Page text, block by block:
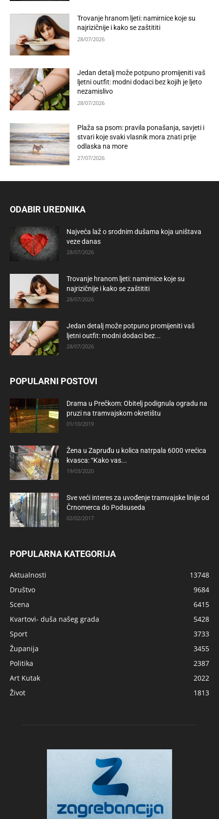
Trovanje hranom ljeti: namirnice koje su
najrizičnije i kako se zaštititi
28/07/2026
Jedan detalj može potpuno promijeniti vaš
ljetni outfit: modni dodaci bez kojih je ljeto
nezamislivo
28/07/2026
Plaža sa psom: pravila ponašanja, savjeti i
stvari koje svaki vlasnik mora znati prije
odlaska na more
27/07/2026
ODABIR UREDNIKA
Najveća laž o srodnim dušama koja uništava
veze danas
28/07/2026
Trovanje hranom ljeti: namirnice koje su
najrizičnije i kako se zaštititi
28/07/2026
Jedan detalj može potpuno promijeniti vaš
ljetni outfit: modni dodaci bez...
28/07/2026
POPULARNI POSTOVI
Drama u Prečkom: Obitelj podignula ogradu na
pruzi na tramvajskom okretištu
01/10/2019
Žena u Zapruđu u kolica natrpala 6000 vrećica
kvasca: “Kako vas...
19/03/2020
Sve veći interes za uvođenje tramvajske linije od
Črnomerca do Podsuseda
02/02/2017
POPULARNA KATEGORIJA
Aktualnosti
13748
Društvo
9684
Scena
6415
Kvartovi- duša našeg grada
5428
Sport
3733
Županija
3455
Politika
2387
Art Kutak
2022
Život
1813